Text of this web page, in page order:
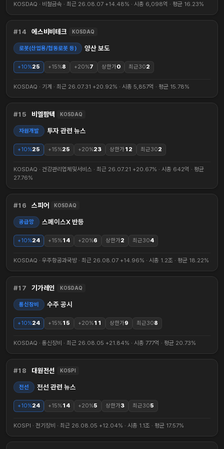
KOSDAQ · 비철금속 · 최근 26.08.07 +14.48% · 시총 6,098억 · 평균 16.23%
14 에스비비테크 KOSDAQ
로봇(산업용/협동로봇 등) 양산 보도
+10%25 +15%8 +20%7 상한가0 최근302
KOSDAQ · 기계 · 최근 26.07.31 +20.92% · 시총 5,857억 · 평균 15.78%
15 비엘팜텍 KOSDAQ
자원개발 투자 관련 뉴스
+10%25 +15%25 +20%23 상한가12 최근302
KOSDAQ · 건강관리업체및서비스 · 최근 26.07.21 +20.67% · 시총 642억 · 평균
27.76%
16 스피어 KOSDAQ
공급망 스페이스X 반등
+10%24 +15%14 +20%6 상한가2 최근304
KOSDAQ · 우주항공과국방 · 최근 26.08.07 +14.96% · 시총 1.2조 · 평균 18.22%
17 기가레인 KOSDAQ
통신장비 수주 공시
+10%24 +15%15 +20%11 상한가9 최근308
KOSDAQ · 통신장비 · 최근 26.08.05 +21.84% · 시총 777억 · 평균 20.73%
18 대원전선 KOSPI
전선 전선 관련 뉴스
+10%24 +15%14 +20%5 상한가3 최근305
KOSPI · 전기장비 · 최근 26.08.05 +12.04% · 시총 1.1조 · 평균 17.57%